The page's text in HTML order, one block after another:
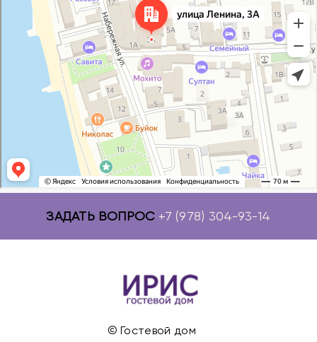
ЗАДАТЬ ВОПРОС +7 (978) 304-93-14
© Гостевой дом